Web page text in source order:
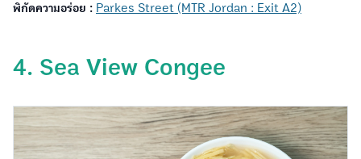
พิกัดความอร่อย : Parkes Street (MTR Jordan : Exit A2)
4. Sea View Congee